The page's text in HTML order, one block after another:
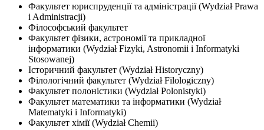
Факультет юриспруденції та адміністрації (Wydział Prawa
i Administracji)
Філософський факультет
Факультет фізики, астрономії та прикладної
інформатики (Wydział Fizyki, Astronomii i Informatyki
Stosowanej)
Історичний факультет (Wydział Historyczny)
Філологічний факультет (Wydział Filologiczny)
Факультет полоністики (Wydział Polonistyki)
Факультет математики та інформатики (Wydział
Matematyki i Informatyki)
Факультет хімії (Wydział Chemii)